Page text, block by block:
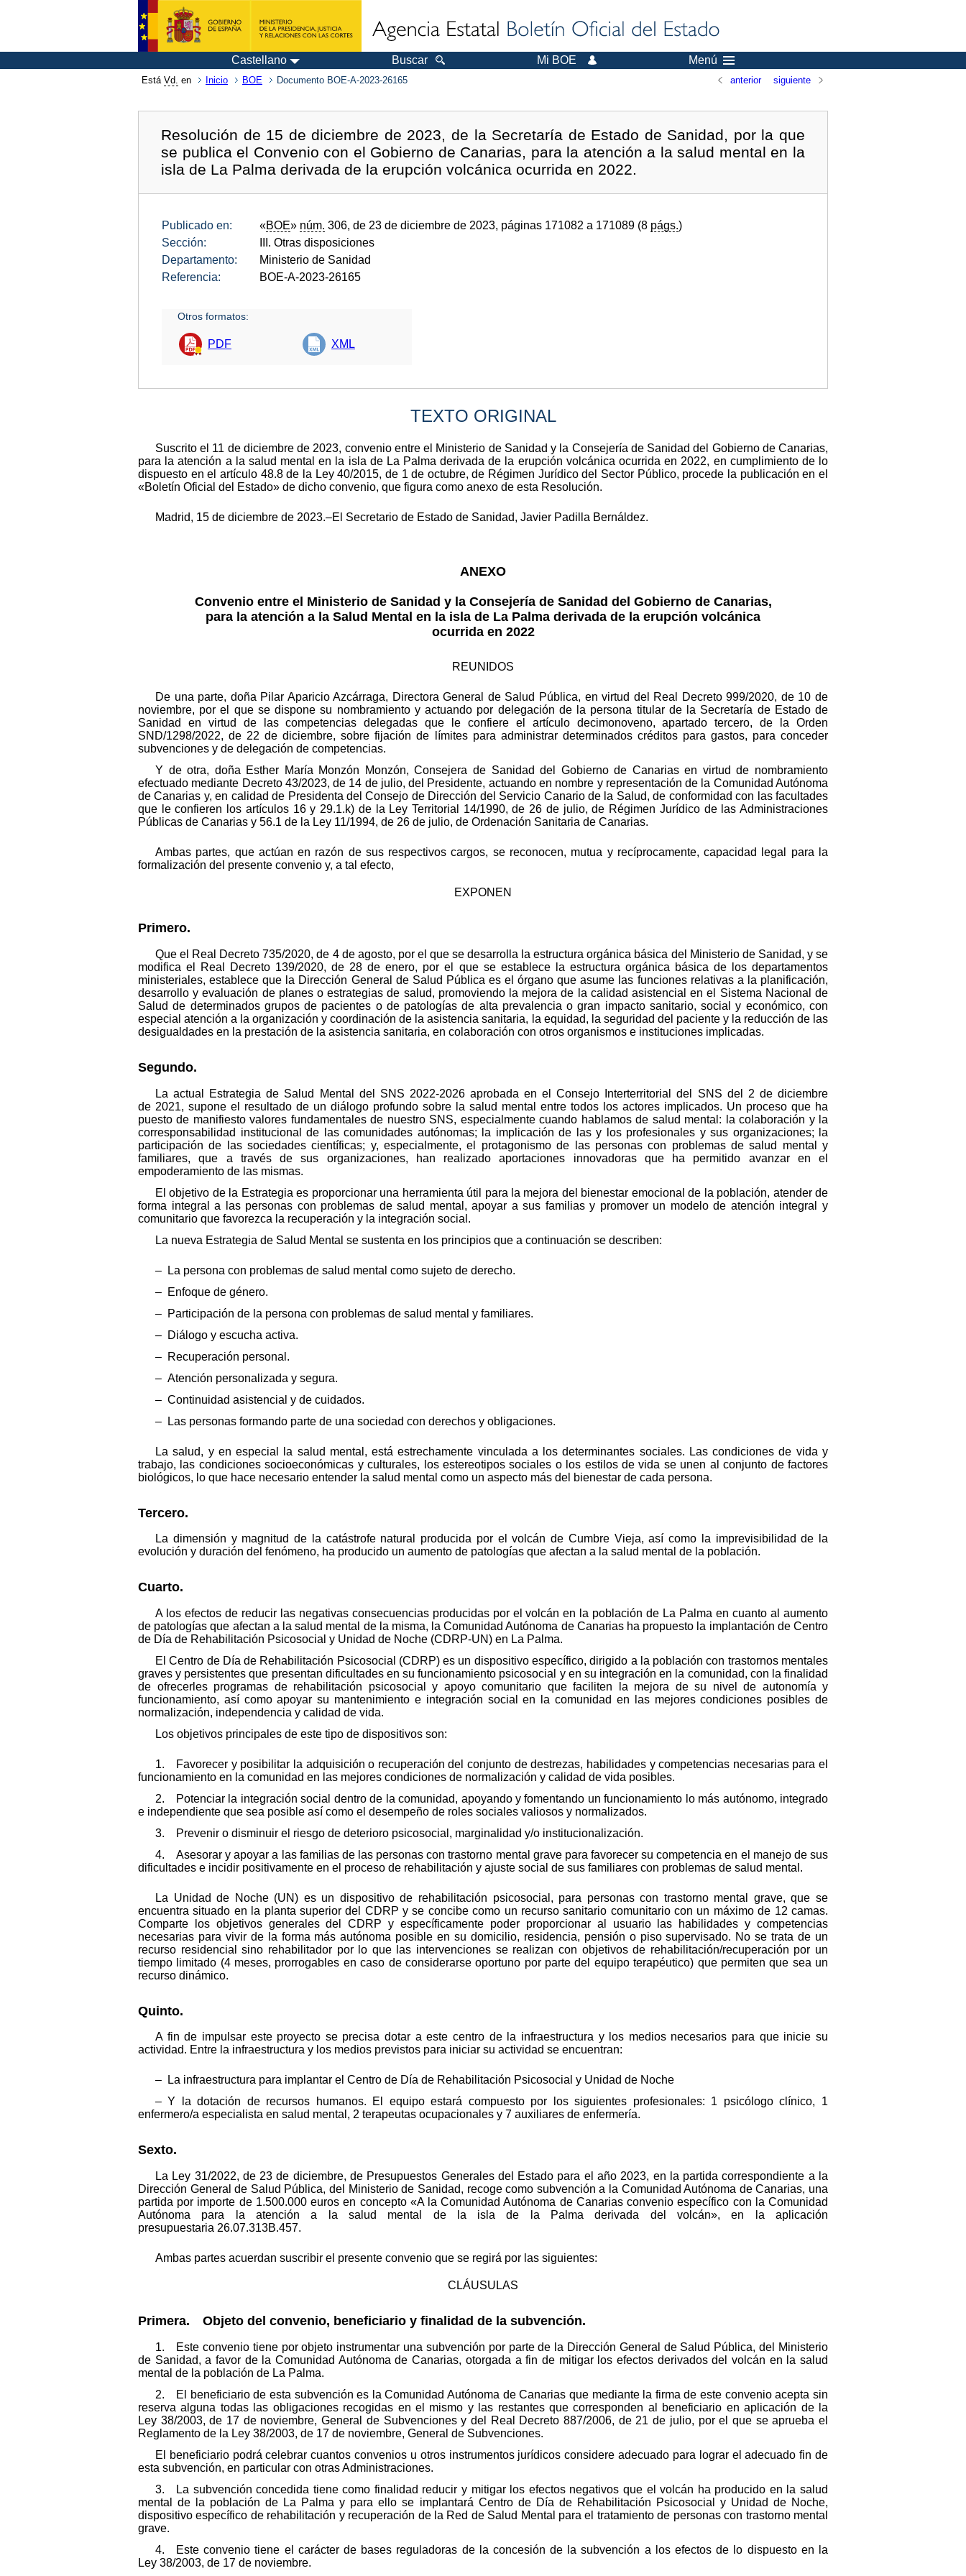
Castellano Buscar Mi BOE Menú
Está Vd. en Inicio BOE Documento BOE-A-2023-26165 anterior siguiente
Resolución de 15 de diciembre de 2023, de la Secretaría de Estado de Sanidad, por la que
se publica el Convenio con el Gobierno de Canarias, para la atención a la salud mental en la
isla de La Palma derivada de la erupción volcánica ocurrida en 2022.
Publicado en: «BOE» núm. 306, de 23 de diciembre de 2023, páginas 171082 a 171089 (8 págs.)
Sección:
III. Otras disposiciones
Departamento:
Ministerio de Sanidad
Referencia:
BOE-A-2023-26165
Otros formatos:
PDF XML
TEXTO ORIGINAL
Suscrito el 11 de diciembre de 2023, convenio entre el Ministerio de Sanidad y la Consejería de Sanidad del Gobierno de Canarias,
para la atención a la salud mental en la isla de La Palma derivada de la erupción volcánica ocurrida en 2022, en cumplimiento de lo
dispuesto en el artículo 48.8 de la Ley 40/2015, de 1 de octubre, de Régimen Jurídico del Sector Público, procede la publicación en el
«Boletín Oficial del Estado» de dicho convenio, que figura como anexo de esta Resolución.
Madrid, 15 de diciembre de 2023.–El Secretario de Estado de Sanidad, Javier Padilla Bernáldez.
ANEXO
Convenio entre el Ministerio de Sanidad y la Consejería de Sanidad del Gobierno de Canarias,
para la atención a la Salud Mental en la isla de La Palma derivada de la erupción volcánica
ocurrida en 2022
REUNIDOS
De una parte, doña Pilar Aparicio Azcárraga, Directora General de Salud Pública, en virtud del Real Decreto 999/2020, de 10 de
noviembre, por el que se dispone su nombramiento y actuando por delegación de la persona titular de la Secretaría de Estado de
Sanidad en virtud de las competencias delegadas que le confiere el artículo decimonoveno, apartado tercero, de la Orden
SND/1298/2022, de 22 de diciembre, sobre fijación de límites para administrar determinados créditos para gastos, para conceder
subvenciones y de delegación de competencias.
Y de otra, doña Esther María Monzón Monzón, Consejera de Sanidad del Gobierno de Canarias en virtud de nombramiento
efectuado mediante Decreto 43/2023, de 14 de julio, del Presidente, actuando en nombre y representación de la Comunidad Autónoma
de Canarias y, en calidad de Presidenta del Consejo de Dirección del Servicio Canario de la Salud, de conformidad con las facultades
que le confieren los artículos 16 y 29.1.k) de la Ley Territorial 14/1990, de 26 de julio, de Régimen Jurídico de las Administraciones
Públicas de Canarias y 56.1 de la Ley 11/1994, de 26 de julio, de Ordenación Sanitaria de Canarias.
Ambas partes, que actúan en razón de sus respectivos cargos, se reconocen, mutua y recíprocamente, capacidad legal para la
formalización del presente convenio y, a tal efecto,
EXPONEN
Primero.
Que el Real Decreto 735/2020, de 4 de agosto, por el que se desarrolla la estructura orgánica básica del Ministerio de Sanidad, y se
modifica el Real Decreto 139/2020, de 28 de enero, por el que se establece la estructura orgánica básica de los departamentos
ministeriales, establece que la Dirección General de Salud Pública es el órgano que asume las funciones relativas a la planificación,
desarrollo y evaluación de planes o estrategias de salud, promoviendo la mejora de la calidad asistencial en el Sistema Nacional de
Salud de determinados grupos de pacientes o de patologías de alta prevalencia o gran impacto sanitario, social y económico, con
especial atención a la organización y coordinación de la asistencia sanitaria, la equidad, la seguridad del paciente y la reducción de las
desigualdades en la prestación de la asistencia sanitaria, en colaboración con otros organismos e instituciones implicadas.
Segundo.
La actual Estrategia de Salud Mental del SNS 2022-2026 aprobada en el Consejo Interterritorial del SNS del 2 de diciembre
de 2021, supone el resultado de un diálogo profundo sobre la salud mental entre todos los actores implicados. Un proceso que ha
puesto de manifiesto valores fundamentales de nuestro SNS, especialmente cuando hablamos de salud mental: la colaboración y la
corresponsabilidad institucional de las comunidades autónomas; la implicación de las y los profesionales y sus organizaciones; la
participación de las sociedades científicas; y, especialmente, el protagonismo de las personas con problemas de salud mental y
familiares, que a través de sus organizaciones, han realizado aportaciones innovadoras que ha permitido avanzar en el
empoderamiento de las mismas.
El objetivo de la Estrategia es proporcionar una herramienta útil para la mejora del bienestar emocional de la población, atender de
forma integral a las personas con problemas de salud mental, apoyar a sus familias y promover un modelo de atención integral y
comunitario que favorezca la recuperación y la integración social.
La nueva Estrategia de Salud Mental se sustenta en los principios que a continuación se describen:
– La persona con problemas de salud mental como sujeto de derecho.
– Enfoque de género.
– Participación de la persona con problemas de salud mental y familiares.
– Diálogo y escucha activa.
– Recuperación personal.
– Atención personalizada y segura.
– Continuidad asistencial y de cuidados.
– Las personas formando parte de una sociedad con derechos y obligaciones.
La salud, y en especial la salud mental, está estrechamente vinculada a los determinantes sociales. Las condiciones de vida y
trabajo, las condiciones socioeconómicas y culturales, los estereotipos sociales o los estilos de vida se unen al conjunto de factores
biológicos, lo que hace necesario entender la salud mental como un aspecto más del bienestar de cada persona.
Tercero.
La dimensión y magnitud de la catástrofe natural producida por el volcán de Cumbre Vieja, así como la imprevisibilidad de la
evolución y duración del fenómeno, ha producido un aumento de patologías que afectan a la salud mental de la población.
Cuarto.
A los efectos de reducir las negativas consecuencias producidas por el volcán en la población de La Palma en cuanto al aumento
de patologías que afectan a la salud mental de la misma, la Comunidad Autónoma de Canarias ha propuesto la implantación de Centro
de Día de Rehabilitación Psicosocial y Unidad de Noche (CDRP-UN) en La Palma.
El Centro de Día de Rehabilitación Psicosocial (CDRP) es un dispositivo específico, dirigido a la población con trastornos mentales
graves y persistentes que presentan dificultades en su funcionamiento psicosocial y en su integración en la comunidad, con la finalidad
de ofrecerles programas de rehabilitación psicosocial y apoyo comunitario que faciliten la mejora de su nivel de autonomía y
funcionamiento, así como apoyar su mantenimiento e integración social en la comunidad en las mejores condiciones posibles de
normalización, independencia y calidad de vida.
Los objetivos principales de este tipo de dispositivos son:
1. Favorecer y posibilitar la adquisición o recuperación del conjunto de destrezas, habilidades y competencias necesarias para el
funcionamiento en la comunidad en las mejores condiciones de normalización y calidad de vida posibles.
2. Potenciar la integración social dentro de la comunidad, apoyando y fomentando un funcionamiento lo más autónomo, integrado
e independiente que sea posible así como el desempeño de roles sociales valiosos y normalizados.
3. Prevenir o disminuir el riesgo de deterioro psicosocial, marginalidad y/o institucionalización.
4. Asesorar y apoyar a las familias de las personas con trastorno mental grave para favorecer su competencia en el manejo de sus
dificultades e incidir positivamente en el proceso de rehabilitación y ajuste social de sus familiares con problemas de salud mental.
La Unidad de Noche (UN) es un dispositivo de rehabilitación psicosocial, para personas con trastorno mental grave, que se
encuentra situado en la planta superior del CDRP y se concibe como un recurso sanitario comunitario con un máximo de 12 camas.
Comparte los objetivos generales del CDRP y específicamente poder proporcionar al usuario las habilidades y competencias
necesarias para vivir de la forma más autónoma posible en su domicilio, residencia, pensión o piso supervisado. No se trata de un
recurso residencial sino rehabilitador por lo que las intervenciones se realizan con objetivos de rehabilitación/recuperación por un
tiempo limitado (4 meses, prorrogables en caso de considerarse oportuno por parte del equipo terapéutico) que permiten que sea un
recurso dinámico.
Quinto.
A fin de impulsar este proyecto se precisa dotar a este centro de la infraestructura y los medios necesarios para que inicie su
actividad. Entre la infraestructura y los medios previstos para iniciar su actividad se encuentran:
– La infraestructura para implantar el Centro de Día de Rehabilitación Psicosocial y Unidad de Noche
– Y la dotación de recursos humanos. El equipo estará compuesto por los siguientes profesionales: 1 psicólogo clínico, 1
enfermero/a especialista en salud mental, 2 terapeutas ocupacionales y 7 auxiliares de enfermería.
Sexto.
La Ley 31/2022, de 23 de diciembre, de Presupuestos Generales del Estado para el año 2023, en la partida correspondiente a la
Dirección General de Salud Pública, del Ministerio de Sanidad, recoge como subvención a la Comunidad Autónoma de Canarias, una
partida por importe de 1.500.000 euros en concepto «A la Comunidad Autónoma de Canarias convenio específico con la Comunidad
Autónoma para la atención a la salud mental de la isla de la Palma derivada del volcán», en la aplicación
presupuestaria 26.07.313B.457.
Ambas partes acuerdan suscribir el presente convenio que se regirá por las siguientes:
CLÁUSULAS
Primera. Objeto del convenio, beneficiario y finalidad de la subvención.
1. Este convenio tiene por objeto instrumentar una subvención por parte de la Dirección General de Salud Pública, del Ministerio
de Sanidad, a favor de la Comunidad Autónoma de Canarias, otorgada a fin de mitigar los efectos derivados del volcán en la salud
mental de la población de La Palma.
2. El beneficiario de esta subvención es la Comunidad Autónoma de Canarias que mediante la firma de este convenio acepta sin
reserva alguna todas las obligaciones recogidas en el mismo y las restantes que corresponden al beneficiario en aplicación de la
Ley 38/2003, de 17 de noviembre, General de Subvenciones y del Real Decreto 887/2006, de 21 de julio, por el que se aprueba el
Reglamento de la Ley 38/2003, de 17 de noviembre, General de Subvenciones.
El beneficiario podrá celebrar cuantos convenios u otros instrumentos jurídicos considere adecuado para lograr el adecuado fin de
esta subvención, en particular con otras Administraciones.
3. La subvención concedida tiene como finalidad reducir y mitigar los efectos negativos que el volcán ha producido en la salud
mental de la población de La Palma y para ello se implantará Centro de Día de Rehabilitación Psicosocial y Unidad de Noche,
dispositivo específico de rehabilitación y recuperación de la Red de Salud Mental para el tratamiento de personas con trastorno mental
grave.
4. Este convenio tiene el carácter de bases reguladoras de la concesión de la subvención a los efectos de lo dispuesto en la
Ley 38/2003, de 17 de noviembre.